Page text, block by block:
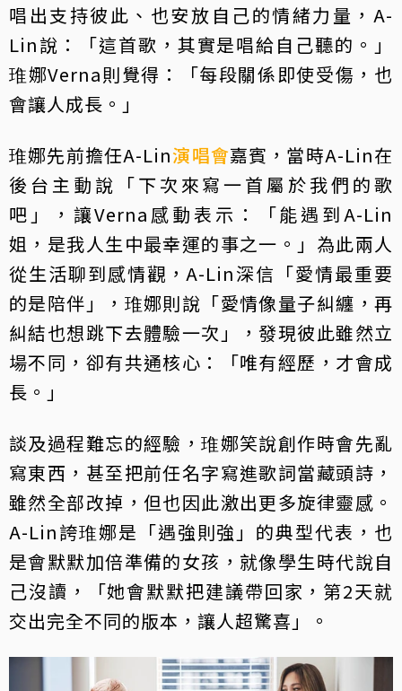
唱出支持彼此、也安放自己的情緒力量，A-
Lin說：「這首歌，其實是唱給自己聽的。」
琟娜Verna則覺得：「每段關係即使受傷，也
會讓人成長。」
琟娜先前擔任A-Lin演唱會嘉賓，當時A-Lin在
後台主動說「下次來寫一首屬於我們的歌
吧」，讓Verna感動表示：「能遇到A-Lin
姐，是我人生中最幸運的事之一。」為此兩人
從生活聊到感情觀，A-Lin深信「愛情最重要
的是陪伴」，琟娜則說「愛情像量子糾纏，再
糾結也想跳下去體驗一次」，發現彼此雖然立
場不同，卻有共通核心：「唯有經歷，才會成
長。」
談及過程難忘的經驗，琟娜笑說創作時會先亂
寫東西，甚至把前任名字寫進歌詞當藏頭詩，
雖然全部改掉，但也因此激出更多旋律靈感。
A-Lin誇琟娜是「遇強則強」的典型代表，也
是會默默加倍準備的女孩，就像學生時代說自
己沒讀，「她會默默把建議帶回家，第2天就
交出完全不同的版本，讓人超驚喜」。